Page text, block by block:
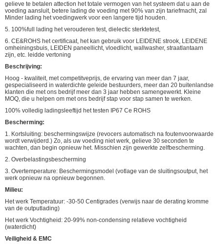
gelieve te betalen attection het totale vermogen van het systeem dat u aan de
voeding aansluit, betere lading de voeding met 90% van zijn tariefmacht, zal
Minder lading het voedingwerk voor een langere tijd houden.
5. 100%full lading het verouderen test, dielectic sterktetest,
6. CE&ROHS het certificaat, het kan gebruik voor LEIDENE strook, LEIDENE
omheiningsbuis, LEIDEN paneellicht, vloedlicht, wallwasher, straatlantaarn
zijn, etc. leidde vertoning
Beschrijving:
Hoog - kwaliteit, met competitveprijs, de ervaring van meer dan 7 jaar,
gespecialiseerd in waterdichte geleide bestuurders, meer dan 20 buitenlandse
klanten die met ons bedrijf meer dan 3 jaar hebben samengewerkt. Kleine
MOQ, die u helpen om met ons bedrijf stap voor stap samen te werken.
100% volledig ladingsleeftijd het testen IP67 Ce ROHS
Bescherming:
1. Kortsluiting: beschermingswijze (revocers automatisch na foutenvoorwaarde
wordt verwijderd.) Zo, als uw voeding niet werk, gelieve 30 seconden te
wachten, dan begin opnieuw het. Misschien zijn gewerkte zelfbescherming.
2. Overbelastingsbescherming
3. Overtemperature: Beschermingsmodel (votlage van de sluitingsoutput, het
werk opnieuw na opnieuw begonnen.
Milieu:
Het werk Temperatuur: -30-50 Centigrades (verwijs naar de derating kromme
van de outputlading)
Het werk Vochtigheid: 20-99% non-condensing relatieve vochtigheid
(waterdicht)
Veiligheid & EMC